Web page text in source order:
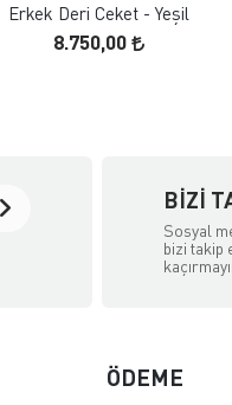
Erkek Deri Ceket - Yeşil
8.750,00
BIZI
Sosyal
bizi takip
ÖDEME